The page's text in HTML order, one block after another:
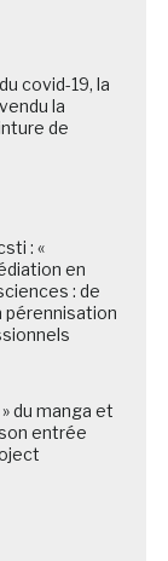
covid-19, la
la
de
: «
en
: de
pérennisation
du manga et
entrée